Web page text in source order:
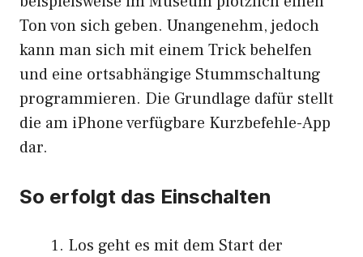
Ton von sich geben. Unangenehm, jedoch
kann man sich mit einem Trick behelfen
und eine ortsabhängige Stummschaltung
programmieren. Die Grundlage dafür stellt
die am iPhone verfügbare Kurzbefehle-App
dar.
So erfolgt das Einschalten
Los geht es mit dem Start der